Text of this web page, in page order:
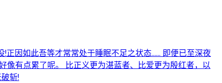
因如此吾等才常常处于睡眠不足之状态...... 即便已至深夜
像有点累了呢。 比正义更为湛蓝者、比爱更为殷红者，以
斩!